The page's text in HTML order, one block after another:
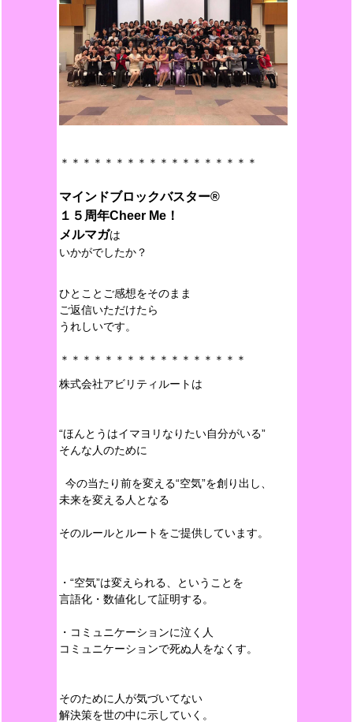
＊＊＊＊＊＊＊＊＊＊＊＊＊＊＊＊＊＊
マインドブロックバスター®︎
１５周年Cheer Me！
メルマガは
いかがでしたか？
ひとことご感想をそのまま
ご返信いただけたら
うれしいです。
＊＊＊＊＊＊＊＊＊＊＊＊＊＊＊＊＊
株式会社アビリティルートは
“ほんとうはイマヨリなりたい自分がいる”
そんな人のために
今の当たり前を変える“空気”を創り出し、
未来を変える人となる
そのルールとルートをご提供しています。
・“空気”は変えられる、ということを
言語化・数値化して証明する。
・コミュニケーションに泣く人
コミュニケーションで死ぬ人をなくす。
そのために人が気づいてない
解決策を世の中に示していく。